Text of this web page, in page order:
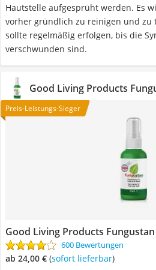
Hautstelle aufgesprüht werden. Es
vorher gründlich zu reinigen und zu
sollte regelmäßig erfolgen, bis die
verschwunden sind.
Good Living Products
Preis-Leistungs-Sieger
Good Living Products Fungustan
600 Bewertungen
ab 24,00 € ( Sofort lieferbar)